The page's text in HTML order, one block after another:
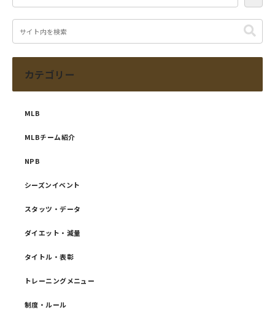
カテゴリー
MLB
MLBチーム紹介
NPB
シーズンイベント
スタッツ・データ
ダイエット・減量
タイトル・表彰
トレーニングメニュー
制度・ルール